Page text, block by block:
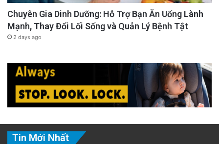
Chuyên Gia Dinh Dưỡng: Hỗ Trợ Bạn Ăn Uống Lành
Mạnh, Thay Đổi Lối Sống và Quản Lý Bệnh Tật
2 days ago
Tin Mới Nhất